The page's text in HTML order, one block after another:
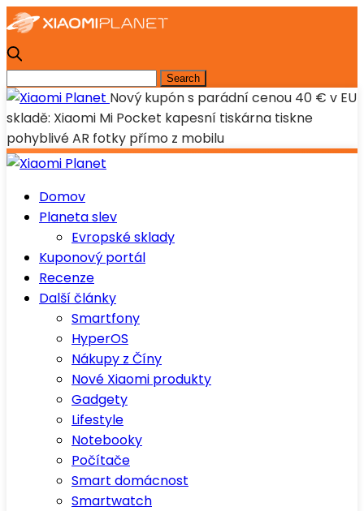
Nový kupón s parádní cenou 40 € v EU
skladě: Xiaomi Mi Pocket kapesní tiskárna tiskne
pohyblivé AR fotky přímo z mobilu
Domov
Planeta slev
Evropské sklady
Kuponový portál
Recenze
Další články
Smartfony
HyperOS
Nákupy z Číny
Nové Xiaomi produkty
Gadgety
Lifestyle
Notebooky
Počítače
Smart domácnost
Smartwatch